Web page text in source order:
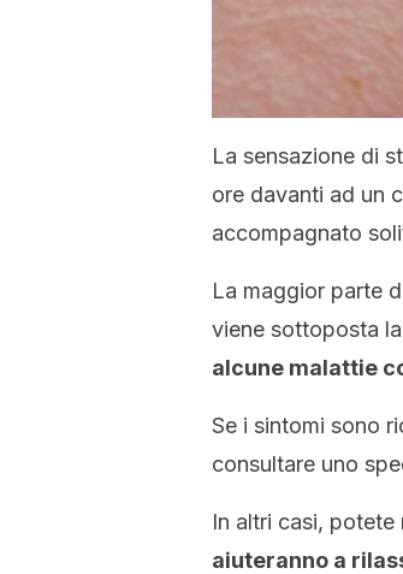
La sensazione di
ore davanti ad un
accompagnato
La maggior parte
viene sottoposta
alcune malattie
Se i sintomi sono
consultare uno
In altri casi, potete
aiuteranno a